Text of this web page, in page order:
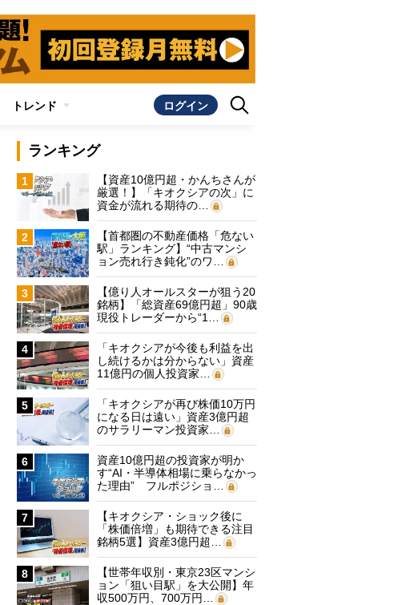
トレンド ログイン
ランキング
1
【資産10億円超・かんちさんが
厳選！】「キオクシアの次」に
資金が流れる期待の…
2
【首都圏の不動産価格「危ない
駅」ランキング】“中古マンシ
ョン売れ行き鈍化”のワ…
3
【億り人オールスターが狙う20
銘柄】「総資産69億円超」90歳
現役トレーダーから“1…
4
「キオクシアが今後も利益を出
し続けるかは分からない」資産
11億円の個人投資家…
5
「キオクシアが再び株価10万円
になる日は遠い」資産3億円超
のサラリーマン投資家…
6
資産10億円超の投資家が明か
す“AI・半導体相場に乗らなかっ
た理由” フルポジショ…
7
【キオクシア・ショック後に
「株価倍増」も期待できる注目
銘柄5選】資産3億円超…
8
【世帯年収別・東京23区マンシ
ョン「狙い目駅」を大公開】年
収500万円、700万円…